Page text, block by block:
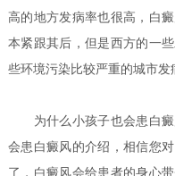
高的地方发病率也很高，白
本紧跟其后，但是西方的一
些环境污染比较严重的城市发
为什么小孩子也会患白癜
会患白癜风的介绍，相信您
了，白癜风会给患者的身心